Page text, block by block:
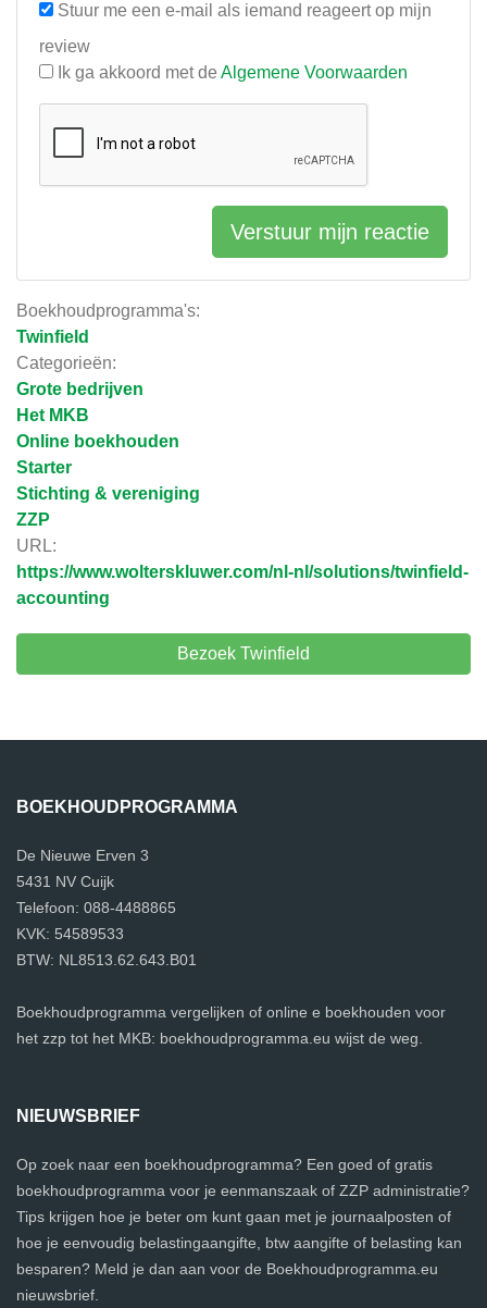
Boekhoudprogramma's:
Twinfield
Categorieën:
Grote bedrijven
Het MKB
Online boekhouden
Starter
Stichting & vereniging
ZZP
URL:
https://www.wolterskluwer.com/nl-nl/solutions/twinfield-
accounting
Bezoek Twinfield
Stuur me een e-mail als iemand reageert op mijn
review
Ik ga akkoord met de Algemene Voorwaarden
Verstuur mijn reactie
BOEKHOUDPROGRAMMA
De Nieuwe Erven 3
5431 NV Cuijk
Telefoon: 088-4488865
KVK: 54589533
BTW: NL8513.62.643.B01
Boekhoudprogramma vergelijken of online e boekhouden voor
het zzp tot het MKB: boekhoudprogramma.eu wijst de weg.
NIEUWSBRIEF
Op zoek naar een boekhoudprogramma? Een goed of gratis
boekhoudprogramma voor je eenmanszaak of ZZP administratie?
Tips krijgen hoe je beter om kunt gaan met je journaalposten of
hoe je eenvoudig belastingaangifte, btw aangifte of belasting kan
besparen? Meld je dan aan voor de Boekhoudprogramma.eu
nieuwsbrief.